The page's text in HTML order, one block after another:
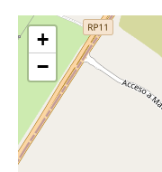
+
−